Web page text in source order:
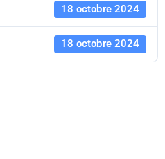
18 octobre 2024
18 octobre 2024